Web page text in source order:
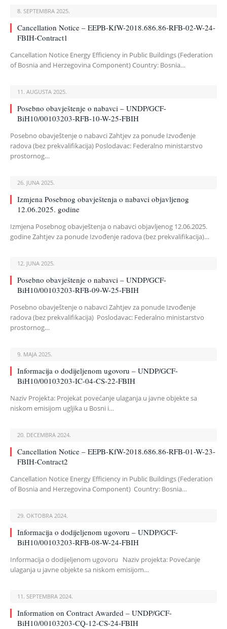
8. SEPTEMBRA 2025.
Cancellation Notice – EEPB-KfW-2018.686.86-RFB-02-W-24-
FBIH-Contract1
Cancellation Notice Energy Efficiency in Public Buildings (Federation
of Bosnia and Herzegovina Component) Country: Bosnia…
11. AUGUSTA 2025.
Posebno obavještenje o nabavci – UNDP/GCF-
BiH10/00103203-RFB-10-W-25-FBIH
Posebno obavještenje o nabavci Zahtjev za ponude Izvođenje
radova (bez prekvalifikacija) Poslodavac: Federalno ministarstvo
prostornog…
26. JUNA 2025.
Izmjena Posebnog obavještenja o nabavci objavljenog
12.06.2025. godine
Izmjena Posebnog obavještenja o nabavci objavljenog 12.06.2025.
godine Zahtjev za ponude Izvođenje radova (bez prekvalifikacija)…
12. JUNA 2025.
Posebno obavještenje o nabavci – UNDP/GCF-
BiH10/00103203-RFB-09-W-25-FBIH
Posebno obavještenje o nabavci Zahtjev za ponude Izvođenje
radova (bez prekvalifikacija) Poslodavac: Federalno ministarstvo
prostornog…
9. MAJA 2025.
Informacija o dodijeljenom ugovoru – UNDP/GCF-
BiH10/00103203-IC-04-CS-22-FBIH
Naziv Projekta: Projekat povećanje ulaganja u javne objekte sa
niskom emisijom ugljika u Bosni i…
20. DECEMBRA 2024.
Cancellation Notice – EEPB-KfW-2018.686.86-RFB-01-W-23-
FBIH-Contract2
Cancellation Notice Energy Efficiency in Public Buildings (Federation
of Bosnia and Herzegovina Component) Country: Bosnia…
29. OKTOBRA 2024.
Informacija o dodijeljenom ugovoru – UNDP/GCF-
BiH10/00103203-RFB-08-W-24-FBIH
Informacija o dodijeljenom ugovoru Naziv projekta: Povećanje
ulaganja u javne objekte sa niskom emisijom…
11. SEPTEMBRA 2024.
Information on Contract Awarded – UNDP/GCF-
BiH10/00103203-CQ-12-CS-24-FBIH